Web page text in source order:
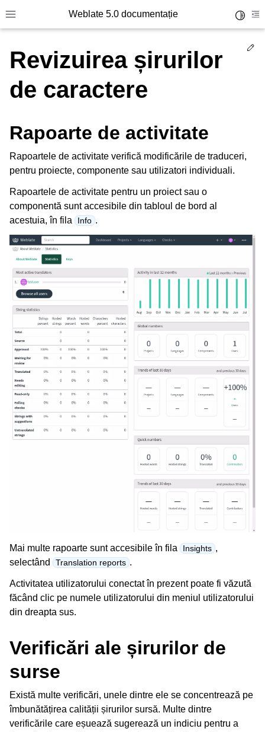
Toggle site navigation sidebar
Weblate 5.0 documentație
navigation of Formate de fișiere acceptate
navigation of Instrucțiuni de configurare
Revizuirea șirurilor
de caractere
Rapoarte de activitate
Rapoartele de activitate verifică modificările de traduceri,
pentru proiecte, componente sau utilizatori individuali.
Rapoartele de activitate pentru un proiect sau o
componentă sunt accesibile din tabloul de bord al
acestuia, în fila
Info .
Mai multe rapoarte sunt accesibile în fila Insights ,
selectând
Translation reports .
Activitatea utilizatorului conectat în prezent poate fi văzută
făcând clic pe numele utilizatorului din meniul utilizatorului
din dreapta sus.
Verificări ale șirurilor de
surse
Există multe verificări, unele dintre ele se concentrează pe
îmbunătățirea calității șirurilor sursă. Multe dintre
verificările care eșuează sugerează un indiciu pentru a